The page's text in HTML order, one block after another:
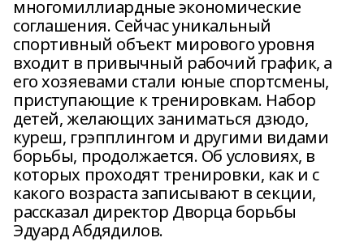
многомиллиардные экономические
соглашения. Сейчас уникальный
спортивный объект мирового уровня
входит в привычный рабочий график, а
его хозяевами стали юные спортсмены,
приступающие к тренировкам. Набор
детей, желающих заниматься дзюдо,
куреш, грэпплингом и другими видами
борьбы, продолжается. Об условиях, в
которых проходят тренировки, как и с
какого возраста записывают в секции,
рассказал директор Дворца борьбы
Эдуард Абдядилов.